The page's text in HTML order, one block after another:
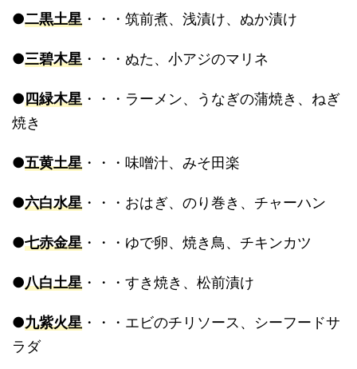
●二黒土星 ・・・筑前煮、浅漬け、ぬか漬け
●三碧木星 ・・・ぬた、小アジのマリネ
●四緑木星 ・・・ラーメン、うなぎの蒲焼き、ねぎ
焼き
●五黄土星 ・・・味噌汁、みそ田楽
●六白水星 ・・・おはぎ、のり巻き、チャーハン
●七赤金星 ・・・ゆで卵、焼き鳥、チキンカツ
●八白土星 ・・・すき焼き、松前漬け
●九紫火星 ・・・エビのチリソース、シーフードサ
ラダ